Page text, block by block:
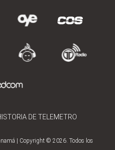
DE TELEMETRO
| Copyright © 2026. Todos los